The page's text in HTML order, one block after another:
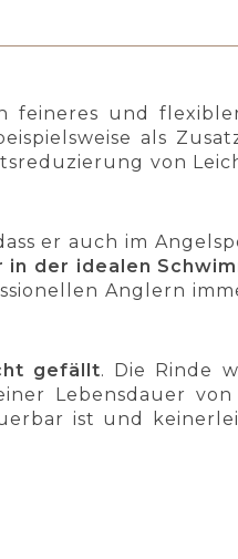
und
als
von
er auch im
der idealen
Anglern
gefällt. Die Rinde
Lebensdauer
ist und